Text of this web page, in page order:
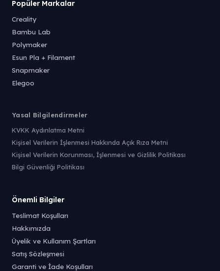
Popüler Markalar
Creality
Bambu Lab
Polymaker
Esun Pla + Filament
Snapmaker
Elegoo
Yasal Bilgilendirmeler
KVKK Aydınlatma Metni
Kişisel Verilerin İşlenmesi Hakkında Açık Rıza Metni
Kişisel Verilerin Korunması, İşlenmesi ve Gizlilik Politikası
Bilgi Güvenliği Politikası
Önemli Bilgiler
Teslimat Koşulları
Hakkımızda
Üyelik ve Kullanım Şartları
Satış Sözleşmesi
Garanti ve İade Koşulları